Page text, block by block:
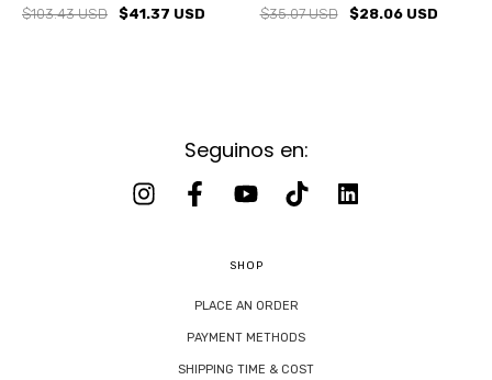
$103.43 USD $41.37 USD $35.07 USD $28.06 USD
Seguinos en:
SHOP
PLACE AN ORDER
PAYMENT METHODS
SHIPPING TIME & COST